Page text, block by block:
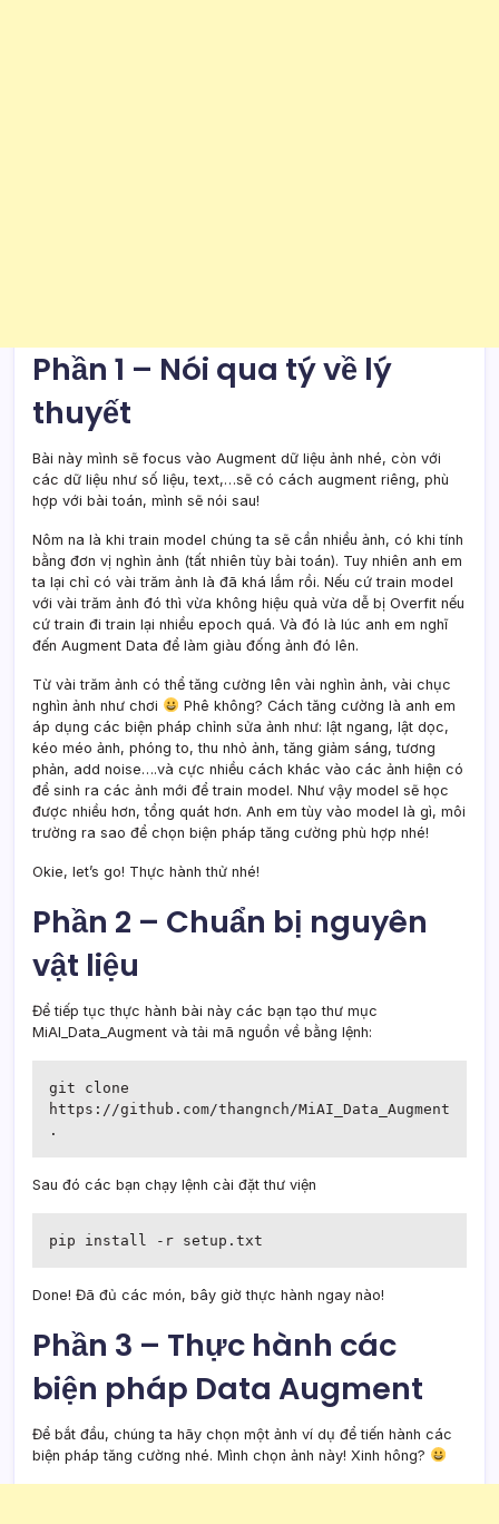
Phần 1 – Nói qua tý về lý
thuyết
Bài này mình sẽ focus vào Augment dữ liệu ảnh nhé, còn với
các dữ liệu như số liệu, text,…sẽ có cách augment riêng, phù
hợp với bài toán, mình sẽ nói sau!
Nôm na là khi train model chúng ta sẽ cần nhiều ảnh, có khi tính
bằng đơn vị nghìn ảnh (tất nhiên tùy bài toán). Tuy nhiên anh em
ta lại chỉ có vài trăm ảnh là đã khá lắm rồi. Nếu cứ train model
với vài trăm ảnh đó thì vừa không hiệu quả vừa dễ bị Overfit nếu
cứ train đi train lại nhiều epoch quá. Và đó là lúc anh em nghĩ
đến Augment Data để làm giàu đống ảnh đó lên.
Từ vài trăm ảnh có thể tăng cường lên vài nghìn ảnh, vài chục
nghìn ảnh như chơi
Phê không? Cách tăng cường là anh em
áp dụng các biện pháp chỉnh sửa ảnh như: lật ngang, lật dọc,
kéo méo ảnh, phóng to, thu nhỏ ảnh, tăng giảm sáng, tương
phản, add noise….và cực nhiều cách khác vào các ảnh hiện có
để sinh ra các ảnh mới để train model. Như vậy model sẽ học
được nhiều hơn, tổng quát hơn. Anh em tùy vào model là gì, môi
trường ra sao để chọn biện pháp tăng cường phù hợp nhé!
Okie, let’s go! Thực hành thử nhé!
Phần 2 – Chuẩn bị nguyên
vật liệu
Để tiếp tục thực hành bài này các bạn tạo thư mục
MiAI_Data_Augment và tải mã nguồn về bằng lệnh:
git clone
https://github.com/thangnch/MiAI_Data_Augment
.
Sau đó các bạn chạy lệnh cài đặt thư viện
pip install -r setup.txt
Done! Đã đủ các món, bây giờ thực hành ngay nào!
Phần 3 – Thực hành các
biện pháp Data Augment
Để bắt đầu, chúng ta hãy chọn một ảnh ví dụ để tiến hành các
biện pháp tăng cường nhé. Mình chọn ảnh này! Xinh hông?